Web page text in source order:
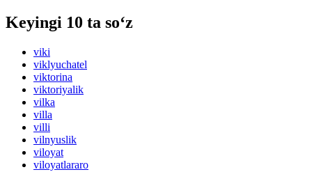
Keyingi 10 ta so‘z
viki
viklyuchatel
viktorina
viktoriyalik
vilka
villa
villi
vilnyuslik
viloyat
viloyatlararo